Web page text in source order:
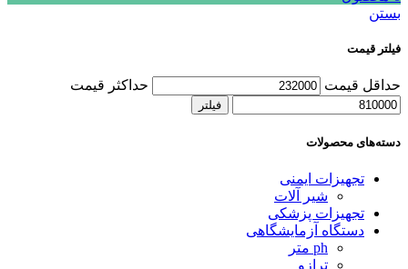
بستن
فیلتر قیمت
حداقل قیمت حداکثر قیمت
فیلتر
دسته‌های محصولات
تجهیزات ایمنی
شیر آلات
تجهیزات پزشکی
دستگاه آزمایشگاهی
ph متر
ترازو